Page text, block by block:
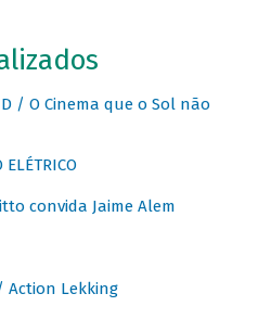
/ O Cinema que o Sol não
ELÉTRICO
convida Jaime Alem
/ Action Lekking